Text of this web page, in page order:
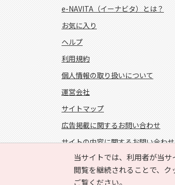
当サイトでは、利用者が当
閲覧を継続されることで、ク
ご覧ください。
e-NAVITA（イーナビタ）とは？
お気に入り
ヘルプ
利用規約
個人情報の取り扱いについて
運営会社
サイトマップ
広告掲載に関するお問い合わせ
サイトの内容に関するお問い合わせ
FOLLOW US!